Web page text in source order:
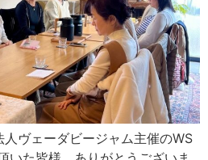
人ヴェーダビージャム主催のWS